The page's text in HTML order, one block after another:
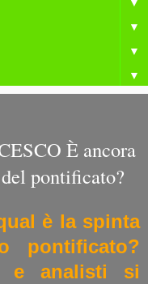
▼
▼
▼
È ancora
pontificato?
è la spinta
pontificato?
e analisti si